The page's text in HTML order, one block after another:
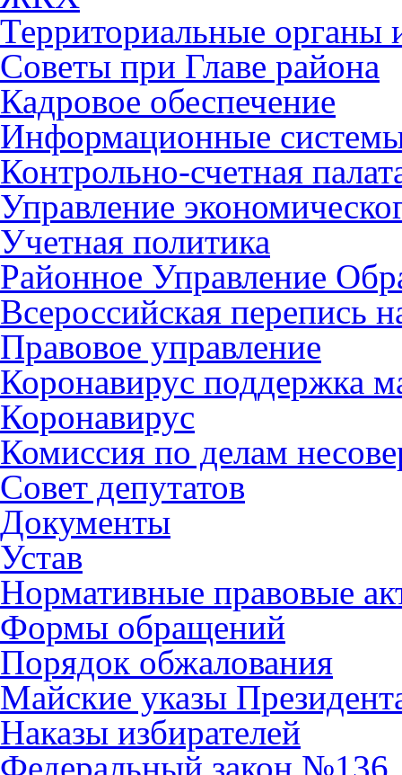
Территориальные органы
Советы при Главе района
Кадровое обеспечение
Информационные
Контрольно-счетная
Управление
Учетная политика
Районное Управление
Всероссийская перепись
Правовое управление
Коронавирус поддержка
Коронавирус
Комиссия по делам
Совет депутатов
Документы
Устав
Нормативные правовые
Формы обращений
Порядок обжалования
Майские указы
Наказы избирателей